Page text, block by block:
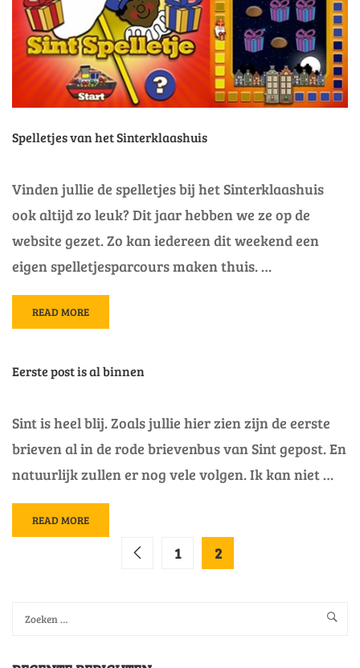
Spelletjes van het Sinterklaashuis
Vinden jullie de spelletjes bij het Sinterklaashuis
ook altijd zo leuk? Dit jaar hebben we ze op de
website gezet. Zo kan iedereen dit weekend een
eigen spelletjesparcours maken thuis. …
READ
MORE
VAN
READ MORE
Eerste post is al binnen
Sint is heel blij. Zoals jullie hier zien zijn de eerste
brieven al in de rode brievenbus van Sint gepost. En
natuurlijk zullen er nog vele volgen. Ik kan niet …
READ
MORE
AL
READ MORE
1 2